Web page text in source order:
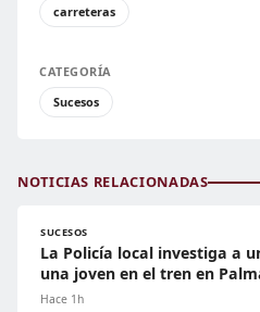
carreteras
CATEGORÍA
Sucesos
NOTICIAS RELACIONADAS
SUCESOS
La Policía local investiga a
una joven en el tren en
Hace 1h